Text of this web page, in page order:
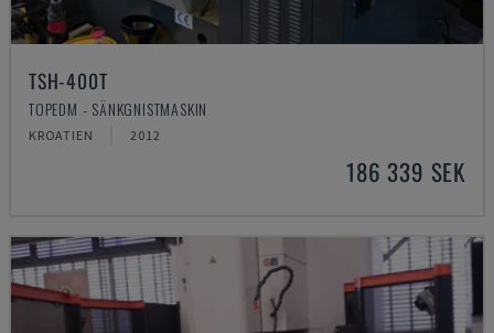
TSH-400T
TOPEDM - SÄNKGNISTMASKIN
KROATIEN 2012
186 339 SEK